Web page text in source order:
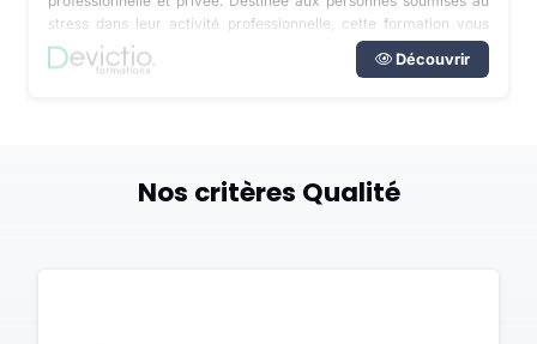
stress dans leur activité professionnelle, cette formation vous
aidera à comprendre, identifier et gérer le stress.
Découvrir
Nos critères Qualité